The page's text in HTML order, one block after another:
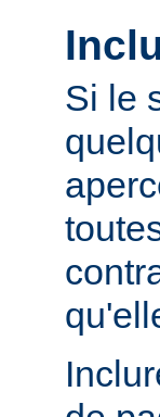
Si le